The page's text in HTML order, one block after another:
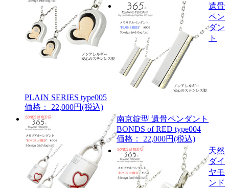
遺骨
ペン
ダン
ト
PLAIN SERIES type005
価格： 22,000円(税込)
南京錠型 遺骨ペンダント
BONDS of RED type004
価格： 22,000円(税込)
天然
ダイ
ヤモ
ンド